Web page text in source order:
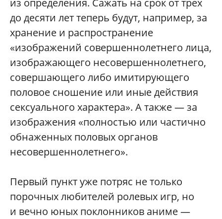
из определения. Сажать на срок от трех
до десяти лет теперь будут, например, за
хранение и распространение
«изображений совершеннолетнего лица,
изображающего несовершеннолетнего,
совершающего либо имитирующего
половое сношение или иные действия
сексуального характера». А также — за
изображения «полностью или частично
обнаженных половых органов
несовершеннолетнего».
Первый пункт уже потряс не только
порочных любителей ролевых игр, но
и вечно юных поклонников аниме —